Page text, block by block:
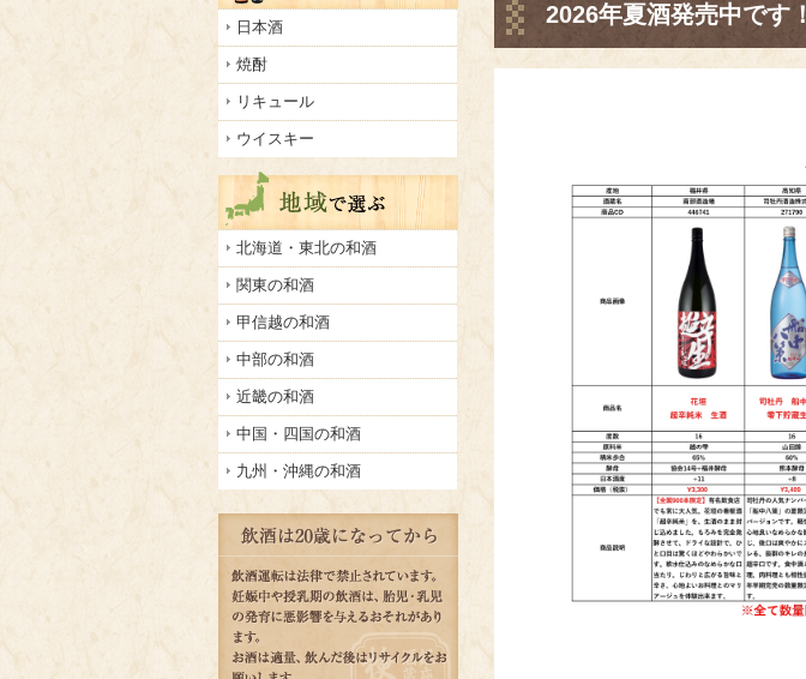
日本酒
焼酎
リキュール
ウイスキー
北海道・東北の和酒
関東の和酒
甲信越の和酒
中部の和酒
近畿の和酒
中国・四国の和酒
九州・沖縄の和酒
2026年夏酒発売中です！